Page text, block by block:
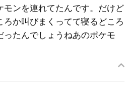
モンを連れてたんです。だけど
ろか叫びまくってて寝るどころ
ったんでしょうねあのポケモ